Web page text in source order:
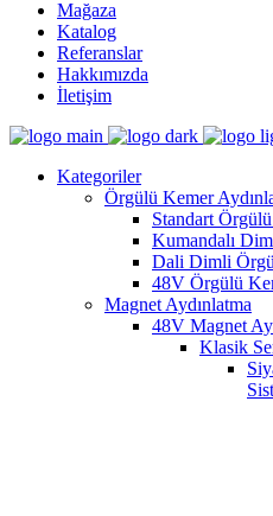
Mağaza
Katalog
Referanslar
Hakkımızda
İletişim
Kategoriler
Örgülü Kemer
Standart
Kumandalı
Dali Dimli
48V Örgülü
Magnet Aydınlatma
48V Magnet
Klasik